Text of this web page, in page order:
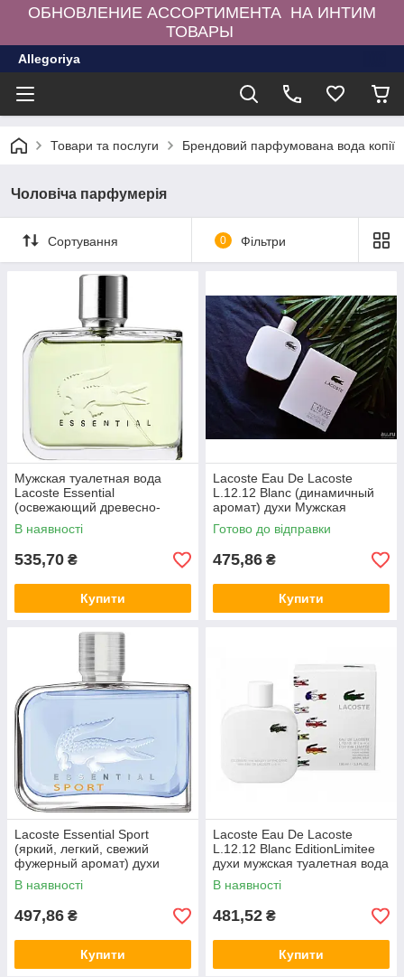
ОБНОВЛЕНИЕ АССОРТИМЕНТА НА ИНТИМ
ТОВАРЫ
Allegoriya
Товари та послуги Брендовий парфумована вода копії
Чоловіча парфумерія
Сортування 0 Фільтри
Мужская туалетная вода
Lacoste Essential
(освежающий древесно-
фужерный аромат)
В наявності
535,70 ₴
Купити
Lacoste Eau De Lacoste
L.12.12 Blanc (динамичный
аромат) духи Мужская
туалетная вода
Готово до відправки
475,86 ₴
Купити
Lacoste Essential Sport
(яркий, легкий, свежий
фужерный аромат) духи
мужская туалетная вода|
В наявності
497,86 ₴
Купити
Lacoste Eau De Lacoste
L.12.12 Blanc EditionLimitee
духи мужская туалетная вода
В наявності
481,52 ₴
Купити